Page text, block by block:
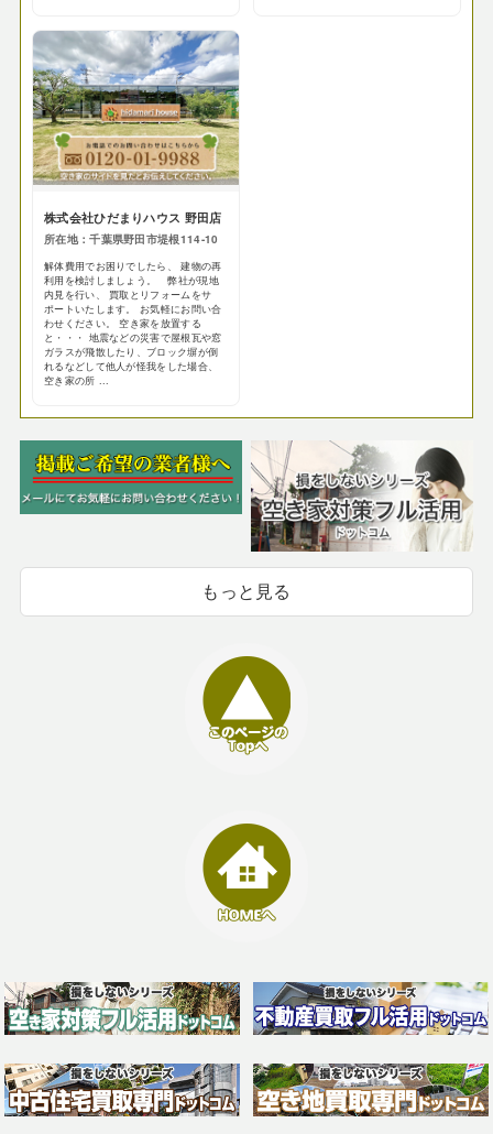
株式会社ひだまりハウス 野田店
所在地：千葉県野田市堤根114-10
解体費用でお困りでしたら、 建物の再
利用を検討しましょう。 弊社が現地
内見を行い、 買取とリフォームをサ
ポートいたします。 お気軽にお問い合
わせください。 空き家を放置する
と・・・ 地震などの災害で屋根瓦や窓
ガラスが飛散したり、ブロック塀が倒
れるなどして他人が怪我をした場合、
空き家の所 ...
もっと見る